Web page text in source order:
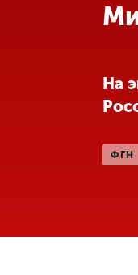
Международная
деятельность
Другие виды
деятельности
На
ФГН